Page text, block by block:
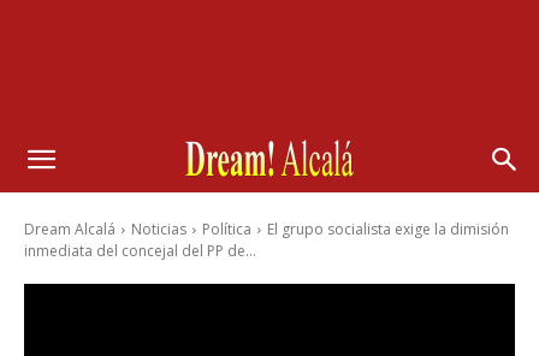
Dream Alcalá Noticias Política
El grupo socialista exige la dimisión
inmediata del concejal del PP de...